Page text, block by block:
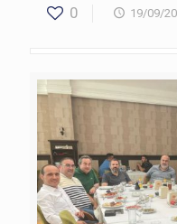
0 19/09/